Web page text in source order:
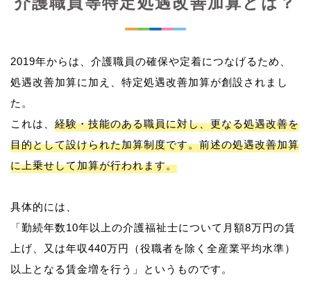
2019年からは、介護職員の確保や定着につなげるため、
処遇改善加算に加え、特定処遇改善加算が創設されまし
た。
これは、 経験・技能のある職員に対し、更なる処遇改善を
目的として設けられた加算制度です。前述の処遇改善加算
に上乗せして加算が行われます。
具体的には、
「勤続年数10年以上の介護福祉士について月額8万円の賃
上げ、又は年収440万円（役職者を除く全産業平均水準）